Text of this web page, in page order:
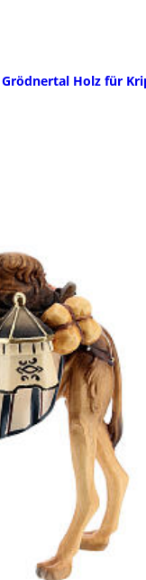
Holz für